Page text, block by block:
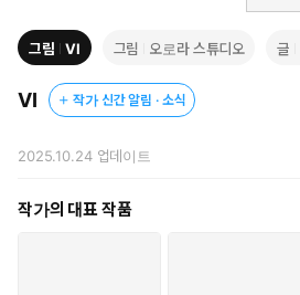
그림 VI 그림 오로라 스튜디오 글
VI 작가 신간 알림 · 소식
2025.10.24업데이트
작가의 대표 작품